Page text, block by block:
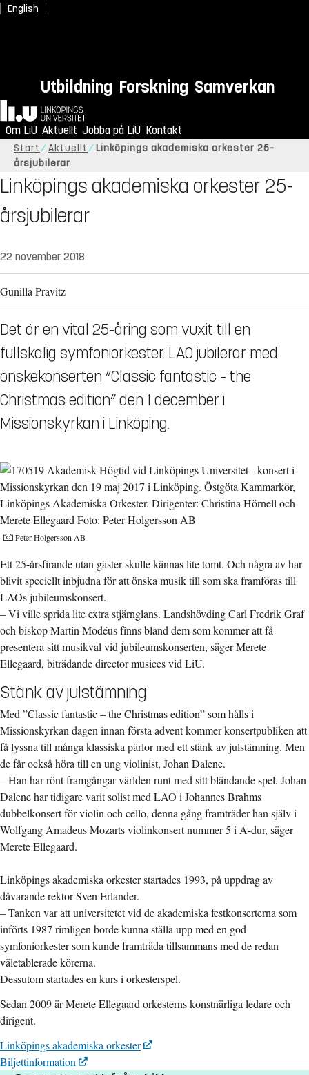
English
Utbildning Forskning Samverkan
Hem
Om LiU Aktuellt Jobba på LiU Kontakt
Start Aktuellt
Linköpings akademiska orkester 25-
årsjubilerar
Linköpings akademiska orkester 25-
årsjubilerar
22 november 2018
Gunilla Pravitz
Det är en vital 25-åring som vuxit till en
fullskalig symfoniorkester. LAO jubilerar med
önskekonserten ”Classic fantastic – the
Christmas edition” den 1 december i
Missionskyrkan i Linköping.
Peter Holgersson AB
Ett 25-årsfirande utan gäster skulle kännas lite tomt. Och några av har
blivit speciellt inbjudna för att önska musik till som ska framföras till
LAOs jubileumskonsert.
– Vi ville sprida lite extra stjärnglans. Landshövding Carl Fredrik Graf
och biskop Martin Modéus finns bland dem som kommer att få
presentera sitt musikval vid jubileumskonserten, säger Merete
Ellegaard, biträdande director musices vid LiU.
Stänk av julstämning
Med ”Classic fantastic – the Christmas edition” som hålls i
Missionskyrkan dagen innan första advent kommer konsertpubliken att
få lyssna till många klassiska pärlor med ett stänk av julstämning. Men
de får också höra till en ung violinist, Johan Dalene.
– Han har rönt framgångar världen runt med sitt bländande spel. Johan
Dalene har tidigare varit solist med LAO i Johannes Brahms
dubbelkonsert för violin och cello, denna gång framträder han själv i
Wolfgang Amadeus Mozarts violinkonsert nummer 5 i A-dur, säger
Merete Ellegaard.
Linköpings akademiska orkester startades 1993, på uppdrag av
dåvarande rektor Sven Erlander.
– Tanken var att universitetet vid de akademiska festkonserterna som
införts 1987 rimligen borde kunna ställa upp med en god
symfoniorkester som kunde framträda tillsammans med de redan
väletablerade körerna.
Dessutom startades en kurs i orkesterspel.
Sedan 2009 är Merete Ellegaard orkesterns konstnärliga ledare och
dirigent.
Linköpings akademiska orkester
Biljettinformation